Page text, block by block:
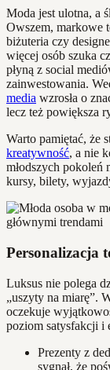
Moda jest ulotna, a
Owszem, markowe
biżuteria czy
więcej osób szuka
płyną z social
zainwestowania.
media wzrosła o
lecz też powiększa
Warto pamiętać, że
kreatywność, a nie
młodszych pokoleń
kursy, bilety,
Personalizacja
Luksus nie polega
„uszyty na miarę”.
oczekuje
poziom satysfakcji i
Prezenty z
sygnał, że